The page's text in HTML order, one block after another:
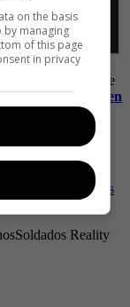
de la subteniente
enfrentamiento en
del reality Soldados
Soldados Reality
on the basis
by managing
of this page
in privacy